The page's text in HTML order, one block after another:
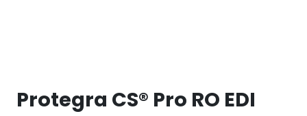
Protegra CS® Pro RO EDI